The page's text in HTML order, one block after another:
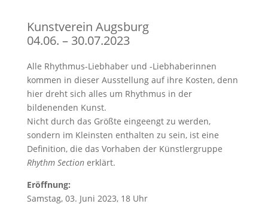
Kunstverein Augsburg
04.06. – 30.07.2023
Alle Rhythmus-Liebhaber und -Liebhaberinnen
kommen in dieser Ausstellung auf ihre Kosten, denn
hier dreht sich alles um Rhythmus in der
bildenenden Kunst.
Nicht durch das Größte eingeengt zu werden,
sondern im Kleinsten enthalten zu sein, ist eine
Definition, die das Vorhaben der Künstlergruppe
Rhythm Sectionerklärt.
Eröffnung:
Samstag, 03. Juni 2023, 18 Uhr